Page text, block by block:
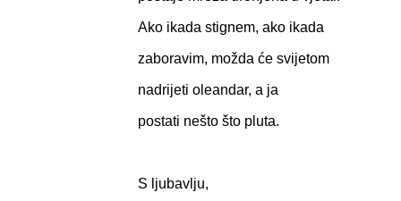
Ako ikada stignem, ako ikada
zaboravim, možda će svijetom
nadrijeti oleandar, a ja
postati nešto što pluta.
S ljubavlju,